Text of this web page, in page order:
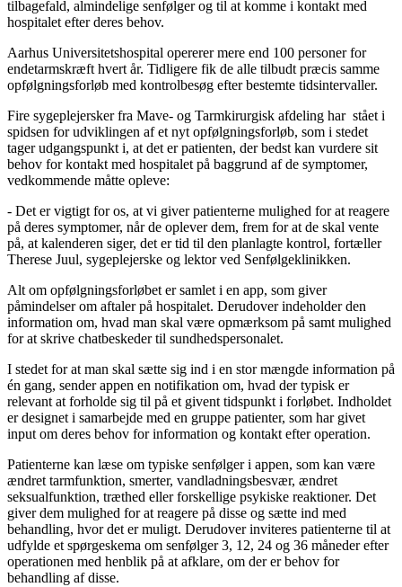
tilbagefald, almindelige senfølger og til at komme i kontakt med
hospitalet efter deres behov.
Aarhus Universitetshospital opererer mere end 100 personer for
endetarmskræft hvert år. Tidligere fik de alle tilbudt præcis samme
opfølgningsforløb med kontrolbesøg efter bestemte tidsintervaller.
Fire sygeplejersker fra Mave- og Tarmkirurgisk afdeling har stået i
spidsen for udviklingen af et nyt opfølgningsforløb, som i stedet
tager udgangspunkt i, at det er patienten, der bedst kan vurdere sit
behov for kontakt med hospitalet på baggrund af de symptomer,
vedkommende måtte opleve:
- Det er vigtigt for os, at vi giver patienterne mulighed for at reagere
på deres symptomer, når de oplever dem, frem for at de skal vente
på, at kalenderen siger, det er tid til den planlagte kontrol, fortæller
Therese Juul, sygeplejerske og lektor ved Senfølgeklinikken.
Alt om opfølgningsforløbet er samlet i en app, som giver
påmindelser om aftaler på hospitalet. Derudover indeholder den
information om, hvad man skal være opmærksom på samt mulighed
for at skrive chatbeskeder til sundhedspersonalet.
I stedet for at man skal sætte sig ind i en stor mængde information på
én gang, sender appen en notifikation om, hvad der typisk er
relevant at forholde sig til på et givent tidspunkt i forløbet. Indholdet
er designet i samarbejde med en gruppe patienter, som har givet
input om deres behov for information og kontakt efter operation.
Patienterne kan læse om typiske senfølger i appen, som kan være
ændret tarmfunktion, smerter, vandladningsbesvær, ændret
seksualfunktion, træthed eller forskellige psykiske reaktioner. Det
giver dem mulighed for at reagere på disse og sætte ind med
behandling, hvor det er muligt. Derudover inviteres patienterne til at
udfylde et spørgeskema om senfølger 3, 12, 24 og 36 måneder efter
operationen med henblik på at afklare, om der er behov for
behandling af disse.